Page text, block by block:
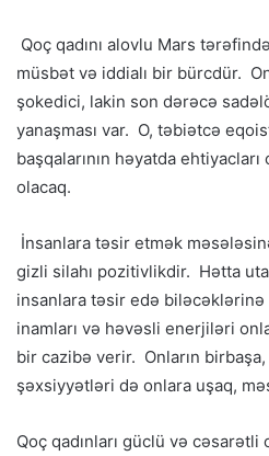
Qoç qadını alovlu Mars
müsbət və iddialı bir bürcdür.
şokedici, lakin son dərəcə
yanaşması var. O, təbiətcə
başqalarının həyatda
olacaq.
İnsanlara təsir etmək
gizli silahı pozitivlikdir. Hətta
insanlara təsir edə biləcəklərinə
inamları və həvəsli enerjiləri
bir cazibə verir. Onların birbaşa,
şəxsiyyətləri də onlara uşaq,
Qoç qadınları güclü və